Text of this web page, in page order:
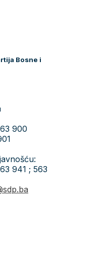
Bosne i
900
941 ; 563